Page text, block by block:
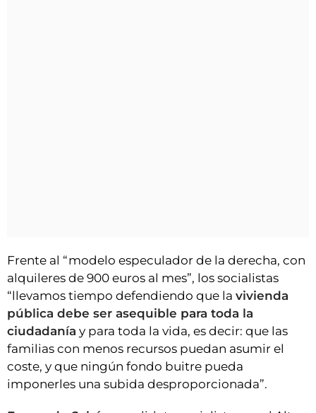
Frente al “modelo especulador de la derecha, con
alquileres de 900 euros al mes”, los socialistas
“llevamos tiempo defendiendo que la vivienda
pública debe ser asequible para toda la
ciudadanía y para toda la vida, es decir: que las
familias con menos recursos puedan asumir el
coste, y que ningún fondo buitre pueda
imponerles una subida desproporcionada”.